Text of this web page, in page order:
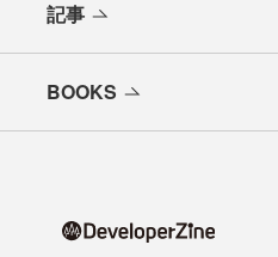
記事
BOOKS